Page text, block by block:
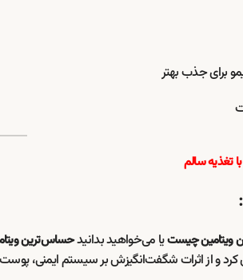
برای جذب بهتر
تغذیه سالم
ویتامین چیستیا می‌خواهید بدانیدحساس‌ترین
کرد و از اثرات شگفت‌انگیزش بر سیستم ایمنی،